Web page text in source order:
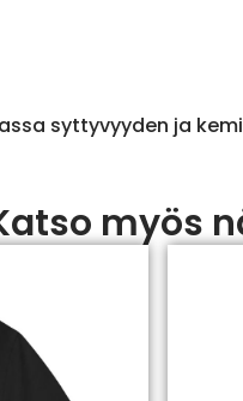
syttyvyyden ja
myös